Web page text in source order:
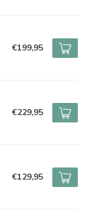
€199,95
€229,95
€129,95